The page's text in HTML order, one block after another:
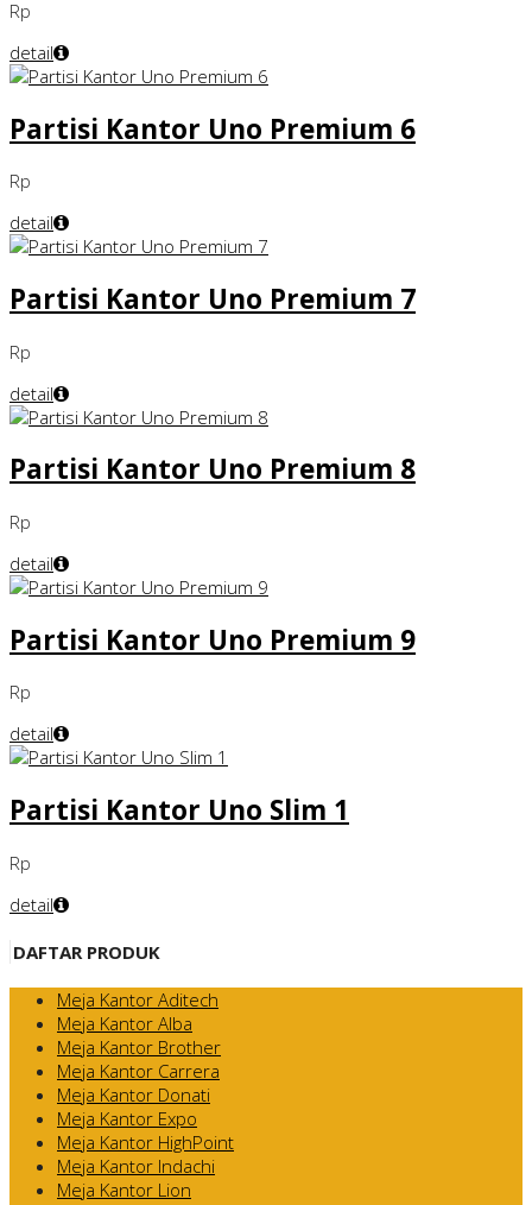
Rp
detail
Partisi Kantor Uno Premium 6
Rp
detail
Partisi Kantor Uno Premium 7
Rp
detail
Partisi Kantor Uno Premium 8
Rp
detail
Partisi Kantor Uno Premium 9
Rp
detail
Partisi Kantor Uno Slim 1
Rp
detail
DAFTAR PRODUK
Meja Kantor Aditech
Meja Kantor Alba
Meja Kantor Brother
Meja Kantor Carrera
Meja Kantor Donati
Meja Kantor Expo
Meja Kantor HighPoint
Meja Kantor Indachi
Meja Kantor Lion